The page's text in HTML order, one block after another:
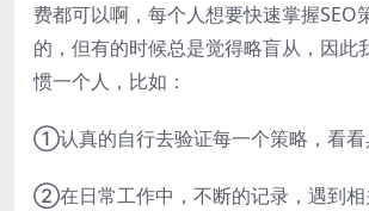
费都可以啊，每个人想要快速掌握SEO
的，但有的时候总是觉得略盲从，因此
惯一个人，比如：
①认真的自行去验证每一个策略，看看
②在日常工作中，不断的记录，遇到相